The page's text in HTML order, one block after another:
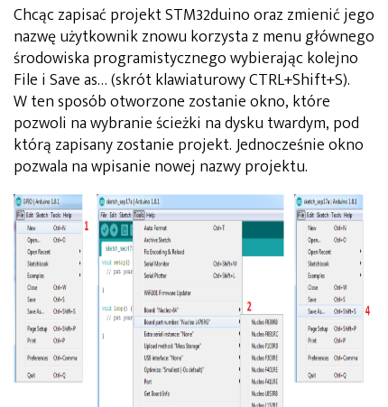
Chcąc zapisać projekt STM32duino oraz zmienić jego
nazwę użytkownik znowu korzysta z menu głównego
środowiska programistycznego wybierając kolejno
File i Save as… (skrót klawiaturowy CTRL+Shift+S).
W ten sposób otworzone zostanie okno, które
pozwoli na wybranie ścieżki na dysku twardym, pod
którą zapisany zostanie projekt. Jednocześnie okno
pozwala na wpisanie nowej nazwy projektu.